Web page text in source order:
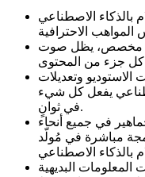
بالذكاء الاصطناعي
مخصص، يظل صوت
وتعديلات
يفعل كل شيء
في ثوانٍ.
في جميع أنحاء
مباشرة في مُولّد
المعلومات البديهية